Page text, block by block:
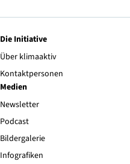
Die Initiative
Über klimaaktiv
Kontaktpersonen
Medien
Newsletter
Podcast
Bildergalerie
Infografiken